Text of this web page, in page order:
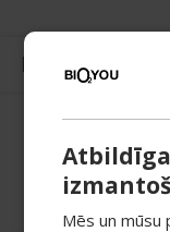
Mēs un mūsu